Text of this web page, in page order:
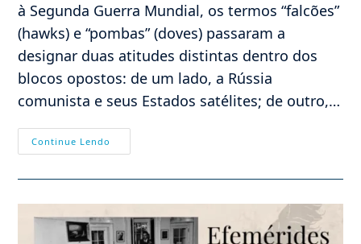
à Segunda Guerra Mundial, os termos “falcões”
(hawks) e “pombas” (doves) passaram a
designar duas atitudes distintas dentro dos
blocos opostos: de um lado, a Rússia
comunista e seus Estados satélites; de outro,…
Continue Lendo
E
O
Moderno